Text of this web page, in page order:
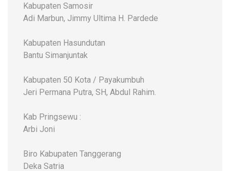
Kabupaten Samosir
Adi Marbun, Jimmy Ultima H. Pardede
Kabupaten Hasundutan
Bantu Simanjuntak
Kabupaten 50 Kota / Payakumbuh
Jeri Permana Putra, SH, Abdul Rahim.
Kab Pringsewu :
Arbi Joni
Biro Kabupaten Tanggerang
Deka Satria